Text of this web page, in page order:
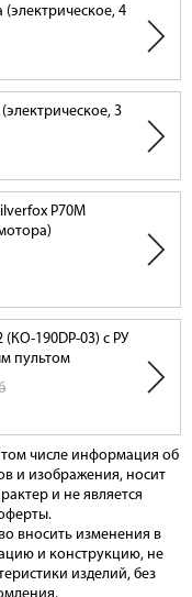
4
3
Р70M
190DP-03) с РУ
пультом
числе информация об
и изображения, носит
и не является
вносить изменения в
и конструкцию, не
изделий, без